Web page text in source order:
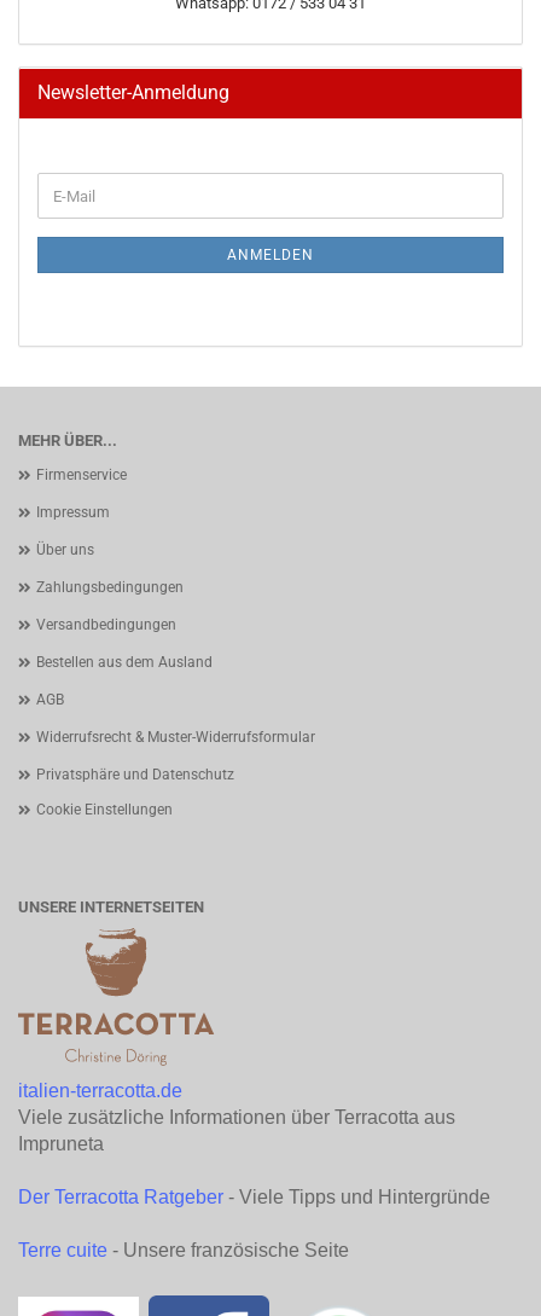
Newsletter-Anmeldung
ZUR
E-
Mail
ANMELDEN
MEHR ÜBER...
Firmenservice
Impressum
Über uns
Zahlungsbedingungen
Versandbedingungen
Bestellen aus dem Ausland
AGB
Widerrufsrecht & Muster-Widerrufsformular
Privatsphäre und Datenschutz
Cookie Einstellungen
UNSERE INTERNETSEITEN
italien-terracotta.de
Viele zusätzliche Informationen über Terracotta aus
Impruneta
Der Terracotta Ratgeber - Viele Tipps und Hintergründe
Terre cuite - Unsere französische Seite